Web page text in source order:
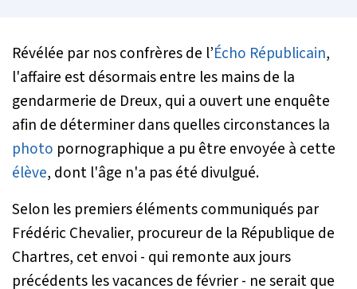
Révélée par nos confrères de l’Écho Républicain,
l'affaire est désormais entre les mains de la
gendarmerie de Dreux, qui a ouvert une enquête
afin de déterminer dans quelles circonstances la
photo pornographique a pu être envoyée à cette
élève, dont l'âge n'a pas été divulgué.
Selon les premiers éléments communiqués par
Frédéric Chevalier, procureur de la République de
Chartres, cet envoi - qui remonte aux jours
précédents les vacances de février - ne serait que